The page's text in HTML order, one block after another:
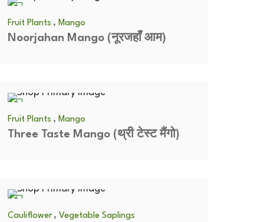
Fruit Plants , Mango
Noorjahan Mango (नूरजहाँ आम)
Fruit Plants , Mango
Three Taste Mango (थ्री टेस्ट मैंगो)
Cauliflower , Vegetable Saplings